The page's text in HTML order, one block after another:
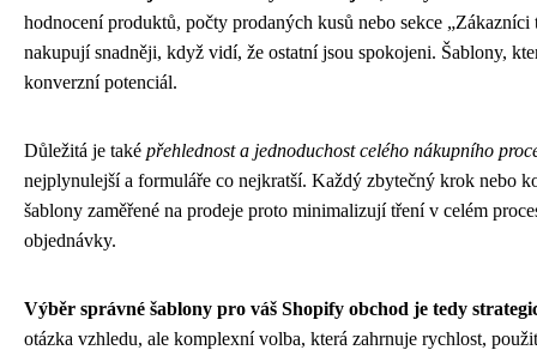
hodnocení produktů, počty prodaných kusů nebo sekce
nakupují snadněji, když vidí, že ostatní jsou spokojeni. Šablony,
konverzní potenciál.
Důležitá je také přehlednost a jednoduchost celého nákupního
nejplynulejší a formuláře co nejkratší. Každý zbytečný krok nebo
šablony zaměřené na prodeje proto minimalizují tření v celém
objednávky.
Výběr správné šablony pro váš Shopify obchod je tedy
otázka vzhledu, ale komplexní volba, která zahrnuje rychlost,